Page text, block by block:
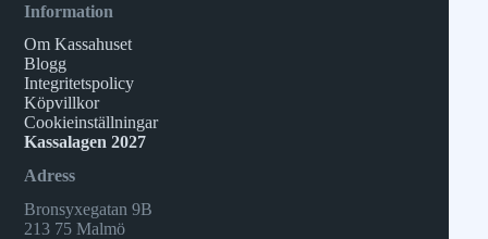
Information
Om Kassahuset
Blogg
Integritetspolicy
Köpvillkor
Cookieinställningar
Kassalagen 2027
Adress
Bronsyxegatan 9B
213 75 Malmö